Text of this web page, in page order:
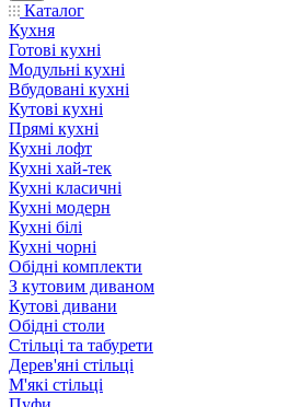
Каталог
Кухня
Готові кухні
Модульні кухні
Вбудовані кухні
Кутові кухні
Прямі кухні
Кухні лофт
Кухні хай-тек
Кухні класичні
Кухні модерн
Кухні білі
Кухні чорні
Обідні комплекти
З кутовим диваном
Кутові дивани
Обідні столи
Стільці та табурети
Дерев'яні стільці
М'які стільці